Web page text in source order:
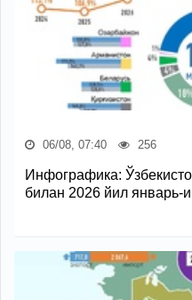
06/08, 07:40 256
Инфографика:
билан 2026 йил январь-